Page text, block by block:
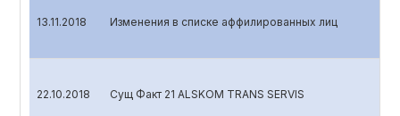
13.11.2018 Изменения в списке аффилированных лиц
22.10.2018 Сущ Факт 21 ALSKOM TRANS SERVIS